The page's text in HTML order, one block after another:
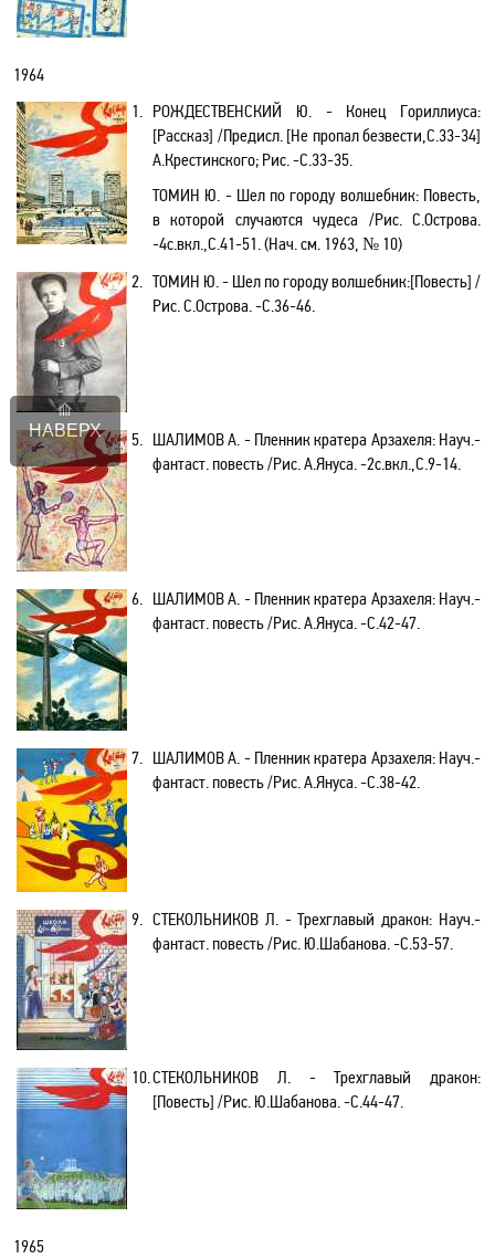
НАВЕРХ
1964
1. РОЖДЕСТВЕНСКИЙ Ю. - Конец Гориллиуса:
[Рассказ] /Предисл. [Не пропал безвести,С.33-34]
А.Крестинского; Рис. -С.33-35.
ТОМИН Ю. - Шел по городу волшебник: Повесть,
в которой случаются чудеса /Рис. С.Острова.
-4с.вкл.,С.41-51. (Нач. см. 1963, № 10)
2. ТОМИН Ю. - Шел по городу волшебник:[Повесть] /
Рис. С.Острова. -С.36-46.
5. ШАЛИМОВ А. - Пленник кратера Арзахеля: Науч.-
фантаст. повесть /Рис. А.Януса. -2с.вкл.,С.9-14.
6. ШАЛИМОВ А. - Пленник кратера Арзахеля: Науч.-
фантаст. повесть /Рис. А.Януса. -С.42-47.
7. ШАЛИМОВ А. - Пленник кратера Арзахеля: Науч.-
фантаст. повесть /Рис. А.Януса. -С.38-42.
9. СТЕКОЛЬНИКОВ Л. - Трехглавый дракон: Науч.-
фантаст. повесть /Рис. Ю.Шабанова. -С.53-57.
10.СТЕКОЛЬНИКОВ Л. - Трехглавый дракон:
[Повесть] /Рис. Ю.Шабанова. -С.44-47.
1965